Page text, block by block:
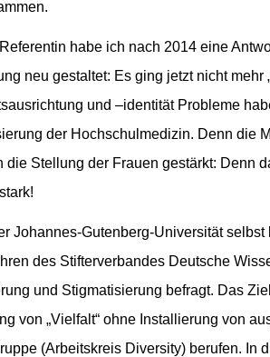
habe ich nach 2014 eine
neu gestaltet: Es ging jetzt nicht
und –identität Probleme
der Hochschulmedizin. Denn die
die Stellung der Frauen gestärkt: Denn
Johannes-Gutenberg-Universität
des Stifterverbandes Deutsche
und Stigmatisierung befragt. Das
von „Vielfalt“ ohne Installierung von
(Arbeitskreis Diversity) berufen.